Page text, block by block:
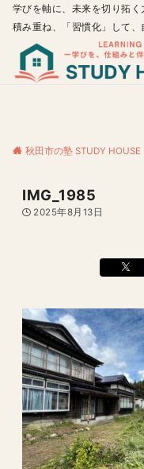
学びを軸に、未来を切り拓
積み重ね、「習慣化」して、
秋田市の塾 STUDY HOUSE
IMG_1985
2025年8月13日